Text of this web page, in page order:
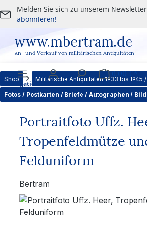
Zum Hauptinhalt springen
Melden Sie sich zu unserem
abonnieren!
www.mbertram.de
An- und Verkauf von militärischen Antiquitäten
Navigation Benutzer Service
0,00 €*
Warenkorb
Shop Militärische Antiquitäten 1933 bis 1945
Fotos / Postkarten / Briefe / Autographen /
Portraitfoto Uffz.
Tropenfeldmütze
Felduniform
Bertram
Bildergalerie überspringen